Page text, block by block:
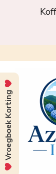
Vroegboek Korting